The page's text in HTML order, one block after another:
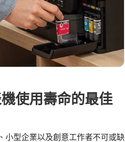
使用壽命的最佳
小型企業以及創意工作者不可或缺